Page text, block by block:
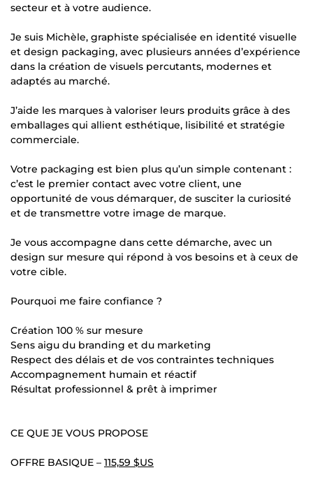
secteur et à votre audience.
Je suis Michèle, graphiste spécialisée en identité visuelle
et design packaging, avec plusieurs années d’expérience
dans la création de visuels percutants, modernes et
adaptés au marché.
J’aide les marques à valoriser leurs produits grâce à des
emballages qui allient esthétique, lisibilité et stratégie
commerciale.
Votre packaging est bien plus qu’un simple contenant :
c’est le premier contact avec votre client, une
opportunité de vous démarquer, de susciter la curiosité
et de transmettre votre image de marque.
Je vous accompagne dans cette démarche, avec un
design sur mesure qui répond à vos besoins et à ceux de
votre cible.
Pourquoi me faire confiance ?
Création 100 % sur mesure
Sens aigu du branding et du marketing
Respect des délais et de vos contraintes techniques
Accompagnement humain et réactif
Résultat professionnel & prêt à imprimer
CE QUE JE VOUS PROPOSE
OFFRE BASIQUE – 115,59 $US